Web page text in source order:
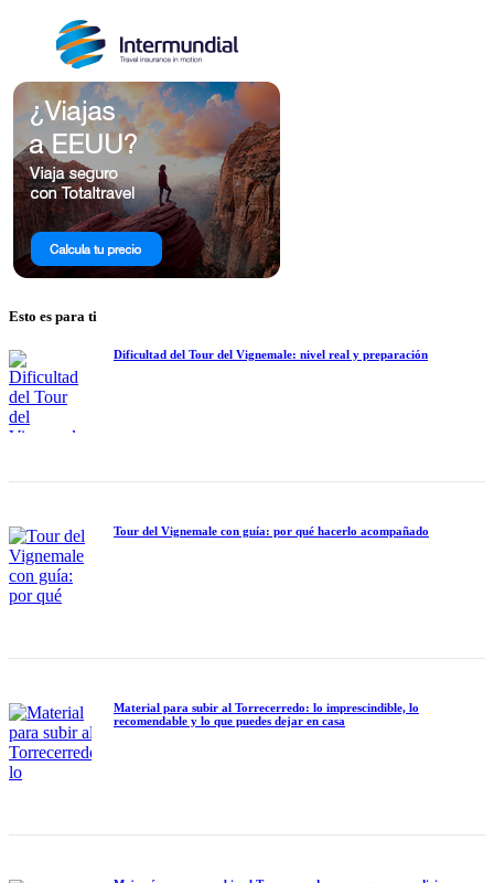
Esto es para ti
Dificultad del Tour del Vignemale: nivel real y preparación
Tour del Vignemale con guía: por qué hacerlo acompañado
Material para subir al Torrecerredo: lo imprescindible, lo
recomendable y lo que puedes dejar en casa